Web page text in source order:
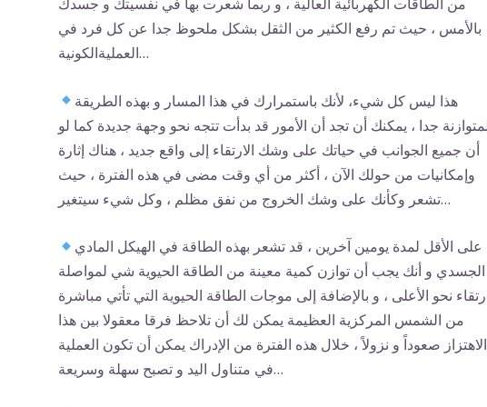
بالأمس ، حيث تم رفع الكثير من الثقل بشكل ملحوظ جدا عن كل فرد في
العمليةالكونية…
هذا ليس كل شيء، لأنك باستمرارك في هذا المسار و بهذه الطريقة
جدا ، يمكنك أن تجد أن الأمور قد بدأت تتجه نحو وجهة جديدة كما لو
أن جميع الجوانب في حياتك على وشك الارتقاء إلى واقع جديد ، هناك إثارة
وإمكانيات من حولك الآن ، أكثر من أي وقت مضى في هذه الفترة ، حيث
تشعر وكأنك على وشك الخروج من نفق مظلم ، وكل شيء سيتغير…
على الأقل لمدة يومين آخرين ، قد تشعر بهذه الطاقة في الهيكل المادي
الجسدي و أنك يجب أن توازن كمية معينة من الطاقة الحيوية شي لمواصلة
نحو الأعلى ، و بالإضافة إلى موجات الطاقة الحيوية التي تأتي مباشرة
من الشمس المركزية العظيمة يمكن لك أن تلاحظ فرقا معقولا بين هذا
الاهتزاز صعوداً و نزولاً ، خلال هذه الفترة من الإدراك يمكن أن تكون العملية
في متناول اليد و تصبح سهلة وسريعة…